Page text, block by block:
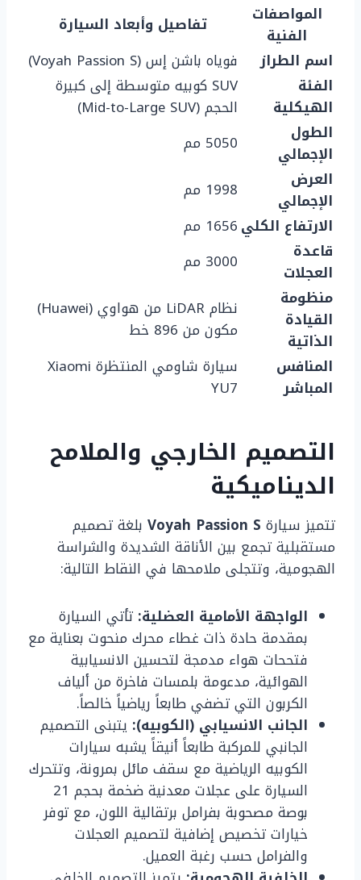
المواصفات
الفنية
تفاصيل وأبعاد السيارة
اسم الطراز
فوياه باشن إس (Voyah Passion S)
الفئة
الهيكلية
SUV كوبيه متوسطة إلى كبيرة
الحجم (Mid-to-Large SUV)
الطول
الإجمالي
5050 مم
العرض
الإجمالي
1998 مم
الارتفاع الكلي1656 مم
قاعدة
العجلات
3000 مم
منظومة
القيادة
الذاتية
نظام LiDAR من هواوي (Huawei)
مكون من 896 خط
المنافس
المباشر
سيارة شاومي المنتظرة Xiaomi
YU7
التصميم الخارجي والملامح
الديناميكية
تتميز سيارة Voyah Passion S بلغة تصميم
مستقبلية تجمع بين الأناقة الشديدة والشراسة
الهجومية، وتتجلى ملامحها في النقاط التالية:
الواجهة الأمامية العضلية: تأتي السيارة
بمقدمة حادة ذات غطاء محرك منحوت بعناية مع
فتححات هواء مدمجة لتحسين الانسيابية
الهوائية، مدعومة بلمسات فاخرة من ألياف
الكربون التي تضفي طابعاً رياضياً خالصاً.
الجانب الانسيابي (الكوبيه): يتبنى التصميم
الجانبي للمركبة طابعاً أنيقاً يشبه سيارات
الكوبيه الرياضية مع سقف مائل بمرونة، وتتحرك
السيارة على عجلات معدنية ضخمة بحجم 21
بوصة مصحوبة بفرامل برتقالية اللون، مع توفر
خيارات تخصيص إضافية لتصميم العجلات
والفرامل حسب رغبة العميل.